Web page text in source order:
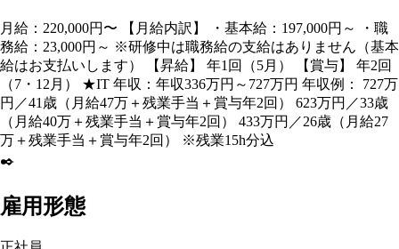
月給：220,000円〜 【月給内訳】 ・基本給：197,000円～ ・職
務給：23,000円～ ※研修中は職務給の支給はありません（基本
給はお支払いします） 【昇給】 年1回（5月） 【賞与】 年2回
（7・12月） ★IT 年収：年収336万円～727万円 年収例： 727万
円／41歳（月給47万＋残業手当＋賞与年2回） 623万円／33歳
（月給40万＋残業手当＋賞与年2回） 433万円／26歳（月給27
万＋残業手当＋賞与年2回） ※残業15h分込
✒️
雇用形態